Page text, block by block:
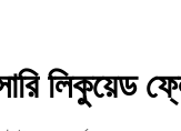
লিকুয়েড